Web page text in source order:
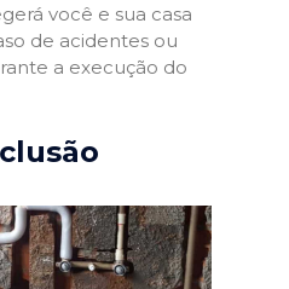
você e sua casa
de acidentes ou
a execução do